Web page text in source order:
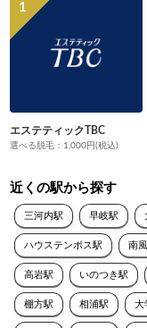
エステティックTBC
選べる脱毛：1,000円(税込)
近くの駅から探す
三河内駅 早岐駅
ハウステンボス駅 南
高岩駅 いのつき駅
棚方駅 相浦駅 大